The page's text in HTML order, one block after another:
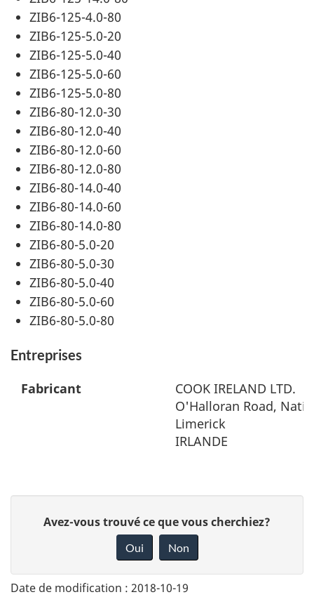
ZIB6-125-4.0-80
ZIB6-125-5.0-20
ZIB6-125-5.0-40
ZIB6-125-5.0-60
ZIB6-125-5.0-80
ZIB6-80-12.0-30
ZIB6-80-12.0-40
ZIB6-80-12.0-60
ZIB6-80-12.0-80
ZIB6-80-14.0-40
ZIB6-80-14.0-60
ZIB6-80-14.0-80
ZIB6-80-5.0-20
ZIB6-80-5.0-30
ZIB6-80-5.0-40
ZIB6-80-5.0-60
ZIB6-80-5.0-80
Entreprises
Fabricant
COOK IRELAND LTD.
O'Halloran Road,
Limerick
IRLANDE
n
Avez-vous trouvé ce que vous cherchiez?
Oui Non
Date de modification : 2018-10-19